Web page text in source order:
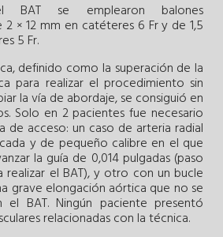
BAT se emplearon balones
2 × 12 mm en catéteres 6 Fr y de 1,5
5 Fr.
definido como la superación de la
para realizar el procedimiento sin
la vía de abordaje, se consiguió en
Solo en 2 pacientes fue necesario
de acceso: un caso de arteria radial
y de pequeño calibre en el que
la guía de 0,014 pulgadas (paso
realizar el BAT), y otro con un bucle
grave elongación aórtica que no se
BAT. Ningún paciente presentó
relacionadas con la técnica.